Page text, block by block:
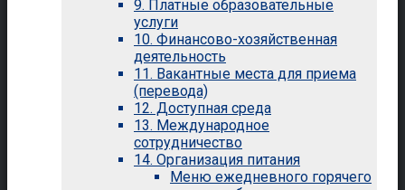
9. Платные образовательные
услуги
10. Финансово-хозяйственная
деятельность
11. Вакантные места для приема
(перевода)
12. Доступная среда
13. Международное
сотрудничество
14. Организация питания
Меню ежедневного горячего